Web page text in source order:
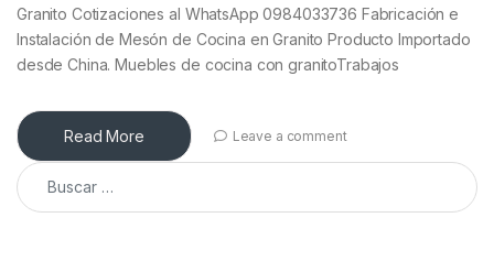
Granito Cotizaciones al WhatsApp 0984033736 Fabricación e
Instalación de Mesón de Cocina en Granito Producto Importado
desde China. Muebles de cocina con granitoTrabajos
Read More Leave a comment
Buscar: